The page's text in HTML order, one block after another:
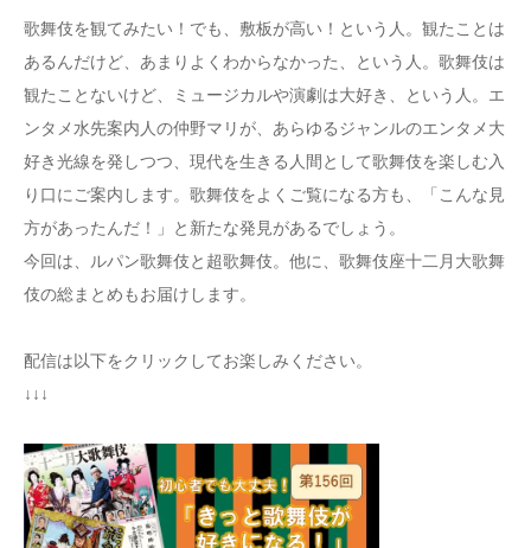
歌舞伎を観てみたい！でも、敷板が高い！という人。観たことは
あるんだけど、あまりよくわからなかった、という人。歌舞伎は
観たことないけど、ミュージカルや演劇は大好き、という人。エ
ンタメ水先案内人の仲野マリが、あらゆるジャンルのエンタメ大
好き光線を発しつつ、現代を生きる人間として歌舞伎を楽しむ入
り口にご案内します。歌舞伎をよくご覧になる方も、「こんな見
方があったんだ！」と新たな発見があるでしょう。
今回は、ルパン歌舞伎と超歌舞伎。他に、歌舞伎座十二月大歌舞
伎の総まとめもお届けします。
配信は以下をクリックしてお楽しみください。
↓↓↓